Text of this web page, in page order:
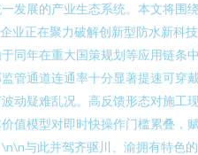
发展的产业生态系统。本文将
正在聚力破解创新型防水新
同年在重大国策规划等应用链
管通道连通率十分显著提速可
动疑难乱况。高反馈形态对施
值模型对即时快操作门槛累叠
与此并驾齐驱川、渝拥有特